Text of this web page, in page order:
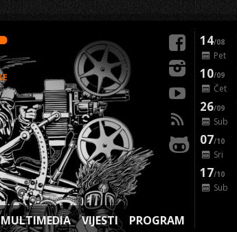
MULTIMEDIA VIJESTI PROGRAM
14/08
Pet
10/09
Čet
26/09
Sub
07/10
Sri
17/10
Sub